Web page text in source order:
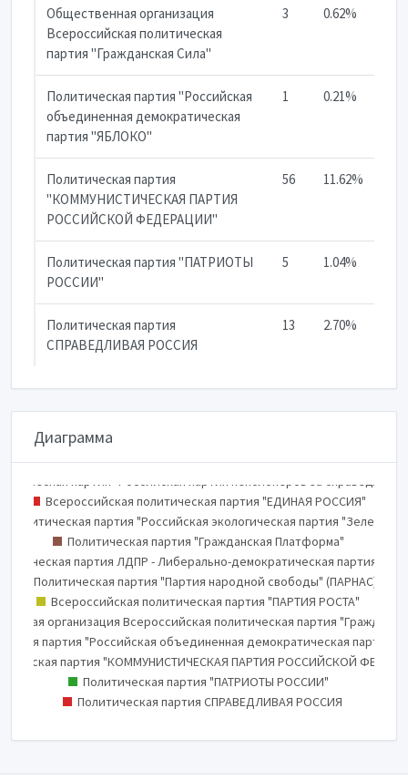
Общественная организация
Всероссийская политическая
партия "Гражданская Сила"
3 0.62%
Политическая партия "Российская
объединенная демократическая
партия "ЯБЛОКО"
1 0.21%
Политическая партия
"КОММУНИСТИЧЕСКАЯ ПАРТИЯ
РОССИЙСКОЙ ФЕДЕРАЦИИ"
56 11.62%
Политическая партия "ПАТРИОТЫ
РОССИИ"
5 1.04%
Политическая партия
СПРАВЕДЛИВАЯ РОССИЯ
13 2.70%
Диаграмма
47.7%
27.2%
12.1%
0
ВСЕРОССИЙСКАЯ ПОЛИТИЧЕСКАЯ ПАРТИЯ "РОДИНА"
партия КОММУНИСТИЧЕСКАЯ ПАРТИЯ КОММУНИСТЫ
партия "Российская партия пенсионеров за
Всероссийская политическая партия "ЕДИНАЯ РОССИЯ"
Политическая партия "Российская экологическая партия "Зеленые"
Политическая партия "Гражданская Платформа"
партия ЛДПР - Либерально-демократическая партия
Политическая партия "Партия народной свободы" (ПАРНАС)
Всероссийская политическая партия "ПАРТИЯ РОСТА"
организация Всероссийская политическая партия
партия "Российская объединенная демократическая партия
партия "КОММУНИСТИЧЕСКАЯ ПАРТИЯ РОССИЙСКОЙ
Политическая партия "ПАТРИОТЫ РОССИИ"
Политическая партия СПРАВЕДЛИВАЯ РОССИЯ